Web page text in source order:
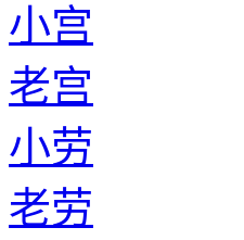
小宫
老宫
小劳
老劳